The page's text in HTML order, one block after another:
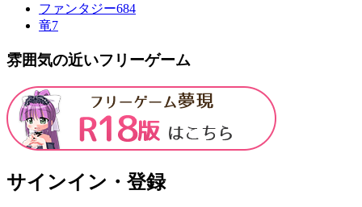
ファンタジー684
竜7
雰囲気の近いフリーゲーム
サインイン・登録